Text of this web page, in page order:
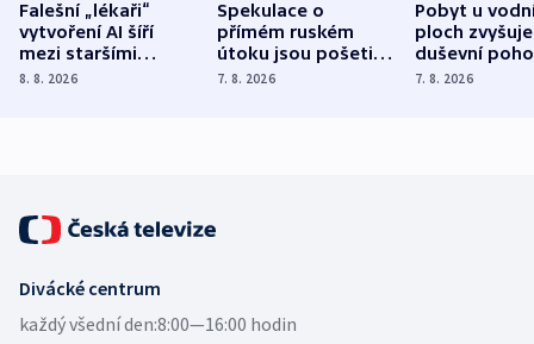
Falešní „lékaři“
vytvoření AI šíří
mezi staršími
Poláky nebezpečné
8. 8. 2026
Spekulace o
přímém ruském
útoku jsou pošetilé,
míní estonský
7. 8. 2026
Pobyt u
ploch zvyšuje
duševní
ukázala
7. 8. 2026
Divácké centrum
každý všední den:8:00—16:00 hodin